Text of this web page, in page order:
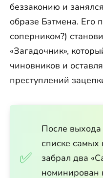
беззаконию и
образе Бэтмена. Его
соперником?)
«Загадочник»,
чиновников и
преступлений
После выхода
списке самых
забрал два
номинирован